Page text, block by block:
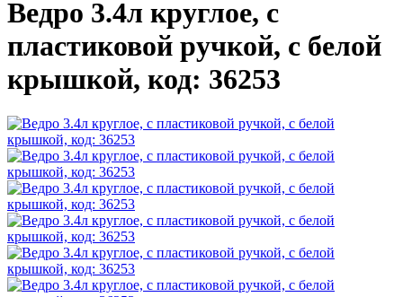
Ведро 3.4л круглое, с
пластиковой ручкой, с белой
крышкой, код: 36253